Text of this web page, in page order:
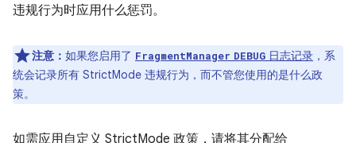
违规行为时应用什么惩罚。
注意： 如果您启用了 FragmentManager DEBUG 日志记录 ，系
统会记录所有 StrictMode 违规行为，而不管您使用的是什么政
策。
如需应用自定义 StrictMode 政策，请将其分配给